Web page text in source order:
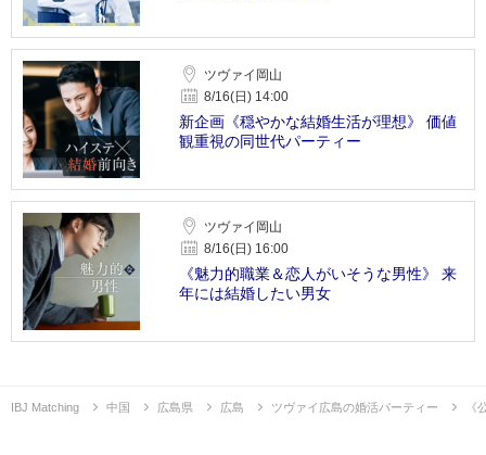
ツヴァイ岡山
8/16(日) 14:00
新企画《穏やかな結婚生活が理想》 価値
観重視の同世代パーティー
ツヴァイ岡山
8/16(日) 16:00
《魅力的職業＆恋人がいそうな男性》 来
年には結婚したい男女
IBJ Matching 中国 広島県 広島 ツヴァイ広島の婚活パーティー 《